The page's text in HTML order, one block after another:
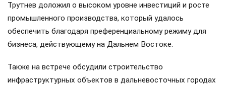
Трутнев доложил о высоком уровне инвестиций и росте
промышленного производства, который удалось
обеспечить благодаря преференциальному режиму для
бизнеса, действующему на Дальнем Востоке.
Также на встрече обсудили строительство
инфраструктурных объектов в дальневосточных городах